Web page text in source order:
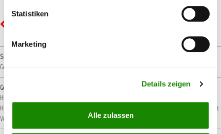
Statistiken
Marketing
Details zeigen
Alle zulassen
Signalwort
Gefahr!
Gefahrenhinweise
H226: Flüssigkeit und Dampf entzündbar.
H315: Verursacht Hautreizungen.
H318:
Verursacht schwere Augenschäden.